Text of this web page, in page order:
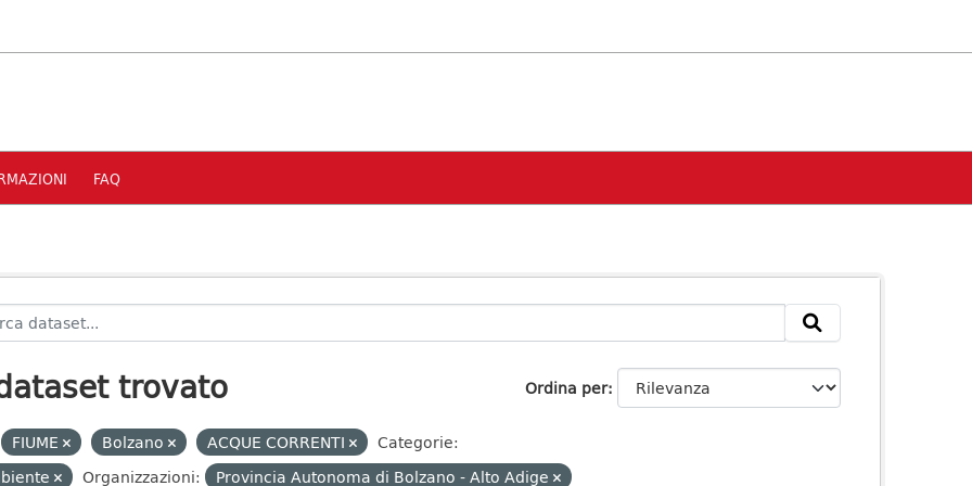
FAQ
Ordina per
trovato
FIUME Bolzano ACQUE CORRENTI
Categorie:
Organizzazioni: Provincia Autonoma di Bolzano - Alto Adige